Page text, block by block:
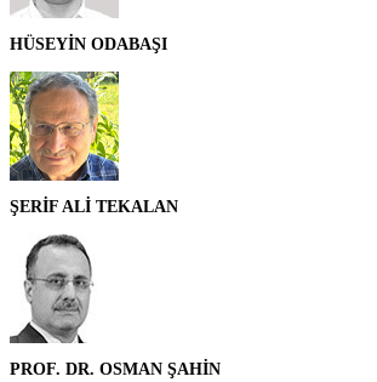
HÜSEYİN ODABAŞI
ŞERİF ALİ TEKALAN
PROF. DR. OSMAN ŞAHİN